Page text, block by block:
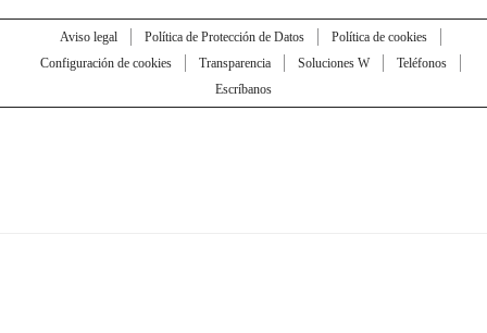
Aviso legal Política de Protección de Datos
Política de cookies
Configuración de cookies
Transparencia Soluciones W
Teléfonos
Escríbanos